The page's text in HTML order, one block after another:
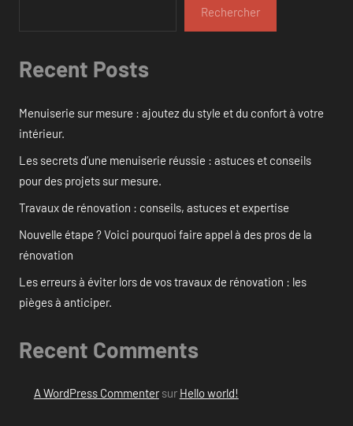
Rechercher
Recent Posts
Menuiserie sur mesure : ajoutez du style et du confort à votre
intérieur.
Les secrets d’une menuiserie réussie : astuces et conseils
pour des projets sur mesure.
Travaux de rénovation : conseils, astuces et expertise
Nouvelle étape ? Voici pourquoi faire appel à des pros de la
rénovation
Les erreurs à éviter lors de vos travaux de rénovation : les
pièges à anticiper.
Recent Comments
A WordPress Commentersur Hello world!